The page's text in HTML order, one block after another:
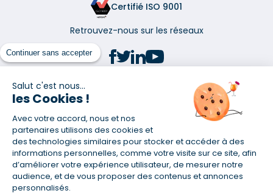
Continuer sans accepter
Salut c'est nous...
les Cookies !
Avec votre accord, nous et nos
partenaires utilisons des cookies et
des technologies similaires pour stocker et accéder à des
informations personnelles, comme votre visite sur ce site, afin
d’améliorer votre expérience utilisateur, de mesurer notre
audience, et de vous proposer des contenus et annonces
personnalisés.
Certifié ISO 9001
Retrouvez-nous sur les réseaux
(1) Taux fixe national hors assurance et selon votre profil
(2) Économie de 65 % pour l'assurance d'un prêt amortissable de 330
457,23 € à 0,90 % sur 19,5 ans, accordé à un salarié non cadre assuré à
100 % (décès, PTIA, IPP, ITT, IPP) âgé de 36 ans fumeur et une personne
salariée non cadre assurée à 100 % (décès, PTIA, IPP, ITT, IPP) âgée de 35
ans et non-fumeur, tous deux sans risque médical connu. Au
14/07/2019, coût de l'assurance proposée par la banque 179,08 €/mois
en moyenne contre 64,60 €/mois en moyenne au 14/07/2022 avec
Empruntis.com (TAEA : 0,44 %, coût total de l'assurance : 15 117,65 €).